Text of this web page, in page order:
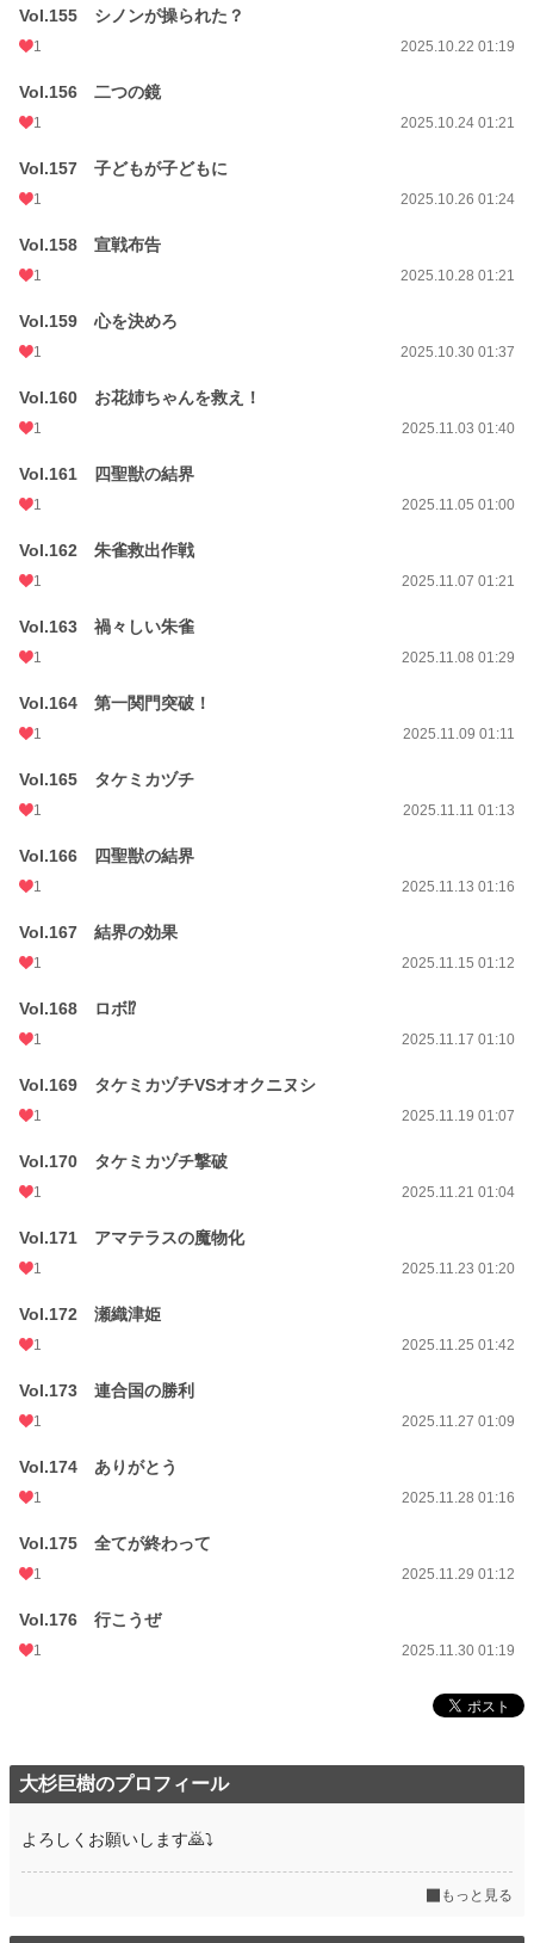
Vol.155 シノンが操られた？
1 2025.10.22 01:19
Vol.156 二つの鏡
1 2025.10.24 01:21
Vol.157 子どもが子どもに
1 2025.10.26 01:24
Vol.158 宣戦布告
1 2025.10.28 01:21
Vol.159 心を決めろ
1 2025.10.30 01:37
Vol.160 お花姉ちゃんを救え！
1 2025.11.03 01:40
Vol.161 四聖獣の結界
1 2025.11.05 01:00
Vol.162 朱雀救出作戦
1 2025.11.07 01:21
Vol.163 禍々しい朱雀
1 2025.11.08 01:29
Vol.164 第一関門突破！
1 2025.11.09 01:11
Vol.165 タケミカヅチ
1 2025.11.11 01:13
Vol.166 四聖獣の結界
1 2025.11.13 01:16
Vol.167 結界の効果
1 2025.11.15 01:12
Vol.168 ロボ⁉
1 2025.11.17 01:10
Vol.169 タケミカヅチVSオオクニヌシ
1 2025.11.19 01:07
Vol.170 タケミカヅチ撃破
1 2025.11.21 01:04
Vol.171 アマテラスの魔物化
1 2025.11.23 01:20
Vol.172 瀬織津姫
1 2025.11.25 01:42
Vol.173 連合国の勝利
1 2025.11.27 01:09
Vol.174 ありがとう
1 2025.11.28 01:16
Vol.175 全てが終わって
1 2025.11.29 01:12
Vol.176 行こうぜ
1 2025.11.30 01:19
大杉巨樹のプロフィール
よろしくお願いします🙇⤵
もっと見る